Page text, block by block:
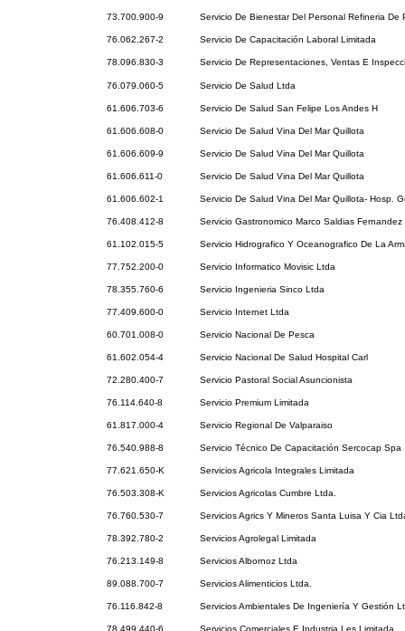
73.700.900-9 Servicio De Bienestar Del Personal Refineria De
76.062.267-2 Servicio De Capacitación Laboral Limitada
78.096.830-3 Servicio De Representaciones, Ventas E
76.079.060-5 Servicio De Salud Ltda
61.606.703-6 Servicio De Salud San Felipe Los Andes H
61.606.608-0 Servicio De Salud Vina Del Mar Quillota
61.606.609-9 Servicio De Salud Vina Del Mar Quillota
61.606.611-0 Servicio De Salud Vina Del Mar Quillota
61.606.602-1 Servicio De Salud Vina Del Mar Quillota- Hosp.
76.408.412-8 Servicio Gastronomico Marco Saldias Fernandez
61.102.015-5 Servicio Hidrografico Y Oceanografico De La
77.752.200-0 Servicio Informatico Movisic Ltda
78.355.760-6 Servicio Ingenieria Sinco Ltda
77.409.600-0 Servicio Internet Ltda
60.701.008-0 Servicio Nacional De Pesca
61.602.054-4 Servicio Nacional De Salud Hospital Carl
72.280.400-7 Servicio Pastoral Social Asuncionista
76.114.640-8 Servicio Premium Limitada
61.817.000-4 Servicio Regional De Valparaiso
76.540.988-8 Servicio Técnico De Capacitación Sercocap Spa
77.621.650-K Servicios Agricola Integrales Limitada
76.503.308-K Servicios Agricolas Cumbre Ltda.
76.760.530-7 Servicios Agrics Y Mineros Santa Luisa Y Cia
78.392.780-2 Servicios Agrolegal Limitada
76.213.149-8 Servicios Albornoz Ltda
89.088.700-7 Servicios Alimenticios Ltda.
76.116.842-8 Servicios Ambientales De Ingeniería Y Gestión
78.499.440-6 Servicios Comerciales E Industria Les Limitada